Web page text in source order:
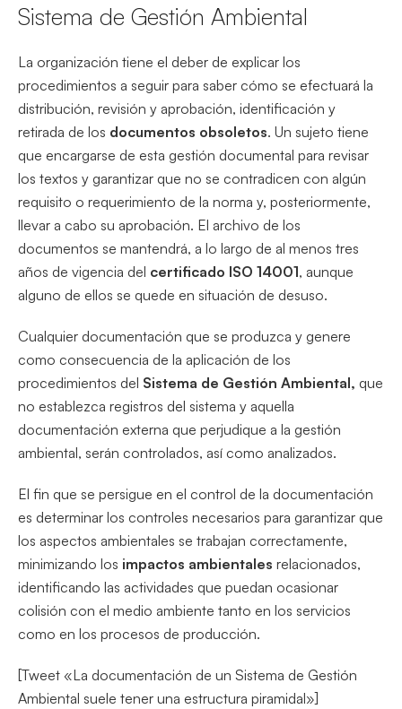
Sistema de Gestión Ambiental
La organización tiene el deber de explicar los
procedimientos a seguir para saber cómo se efectuará la
distribución, revisión y aprobación, identificación y
retirada de los documentos obsoletos. Un sujeto tiene
que encargarse de esta gestión documental para revisar
los textos y garantizar que no se contradicen con algún
requisito o requerimiento de la norma y, posteriormente,
llevar a cabo su aprobación. El archivo de los
documentos se mantendrá, a lo largo de al menos tres
años de vigencia del certificado ISO 14001, aunque
alguno de ellos se quede en situación de desuso.
Cualquier documentación que se produzca y genere
como consecuencia de la aplicación de los
procedimientos del Sistema de Gestión Ambiental, que
no establezca registros del sistema y aquella
documentación externa que perjudique a la gestión
ambiental, serán controlados, así como analizados.
El fin que se persigue en el control de la documentación
es determinar los controles necesarios para garantizar que
los aspectos ambientales se trabajan correctamente,
minimizando los impactos ambientales relacionados,
identificando las actividades que puedan ocasionar
colisión con el medio ambiente tanto en los servicios
como en los procesos de producción.
[Tweet «La documentación de un Sistema de Gestión
Ambiental suele tener una estructura piramidal»]